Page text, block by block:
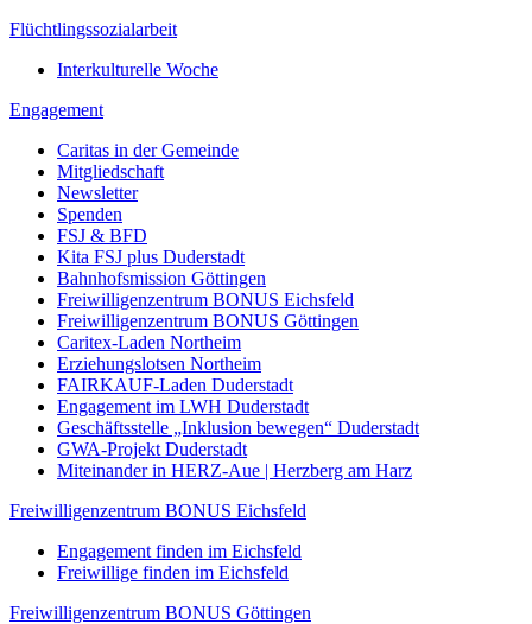
Flüchtlingssozialarbeit
Interkulturelle Woche
Engagement
Caritas in der Gemeinde
Mitgliedschaft
Newsletter
Spenden
FSJ & BFD
Kita FSJ plus Duderstadt
Bahnhofsmission Göttingen
Freiwilligenzentrum BONUS Eichsfeld
Freiwilligenzentrum BONUS Göttingen
Caritex-Laden Northeim
Erziehungslotsen Northeim
FAIRKAUF-Laden Duderstadt
Engagement im LWH Duderstadt
Geschäftsstelle „Inklusion bewegen“ Duderstadt
GWA-Projekt Duderstadt
Miteinander in HERZ-Aue | Herzberg am Harz
Freiwilligenzentrum BONUS Eichsfeld
Engagement finden im Eichsfeld
Freiwillige finden im Eichsfeld
Freiwilligenzentrum BONUS Göttingen